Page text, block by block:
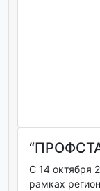
С 14 октября
рамках